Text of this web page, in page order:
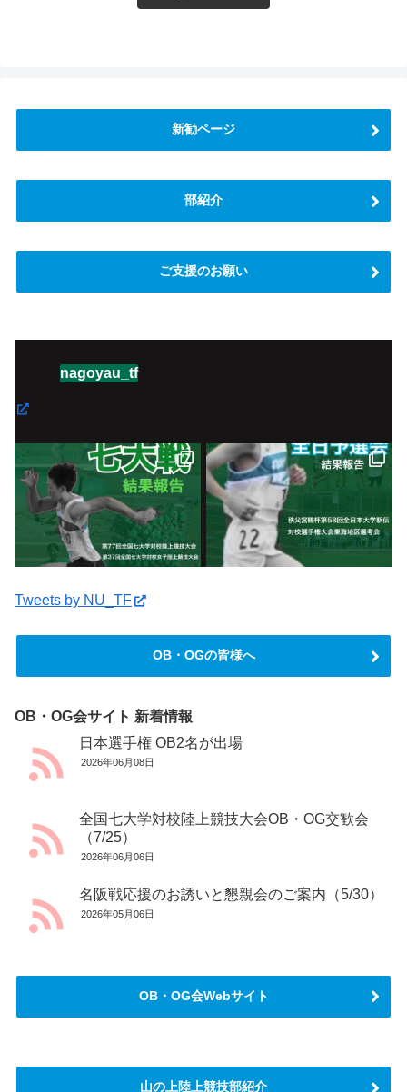
新勧ページ
部紹介
ご支援のお願い
nagoyau_tf
Tweets by NU_TF
OB・OGの皆様へ
OB・OG会サイト 新着情報
日本選手権 OB2名が出場
2026年06月08日
全国七大学対校陸上競技大会OB・OG交歓会
（7/25）
2026年06月06日
名阪戦応援のお誘いと懇親会のご案内（5/30）
2026年05月06日
OB・OG会Webサイト
山の上陸上競技部紹介